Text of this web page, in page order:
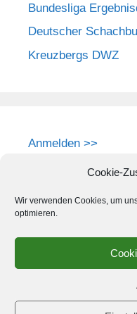
Cookie-
Wir verwenden Cookies, um
optimieren.
Bundesliga
Deutscher
Kreuzbergs DWZ
Anmelden >>